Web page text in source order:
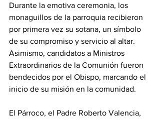
Durante la emotiva ceremonia, los
monaguillos de la parroquia recibieron
por primera vez su sotana, un símbolo
de su compromiso y servicio al altar.
Asimismo, candidatos a Ministros
Extraordinarios de la Comunión fueron
bendecidos por el Obispo, marcando el
inicio de su misión en la comunidad.
El Párroco, el Padre Roberto Valencia,